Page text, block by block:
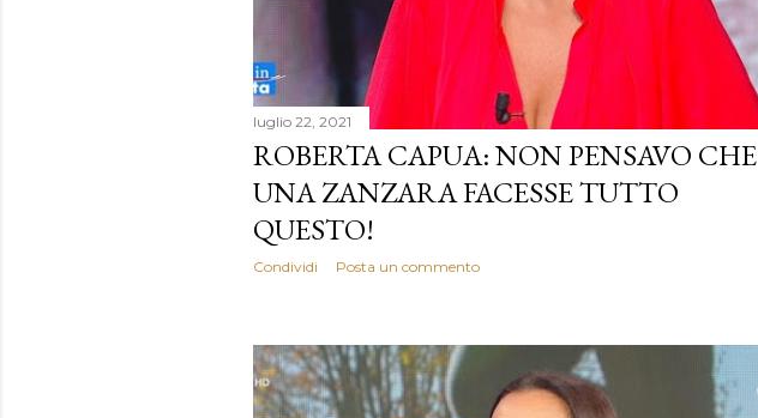
luglio 22, 2021
ROBERTA CAPUA: NON PENSAVO CHE
UNA ZANZARA FACESSE TUTTO
QUESTO!
Condividi Posta un commento